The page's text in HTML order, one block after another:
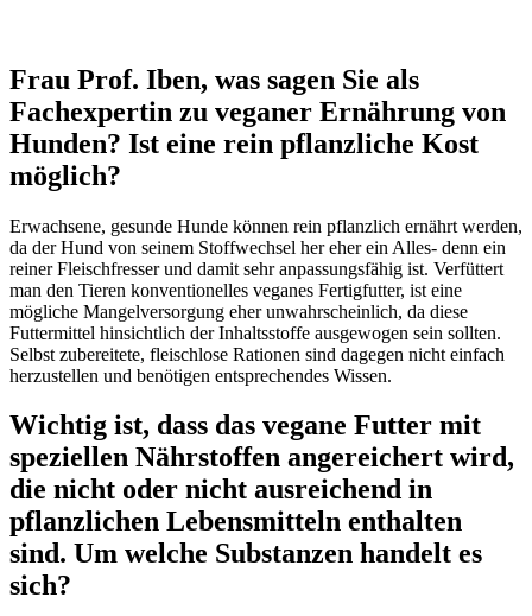
Frau Prof. Iben, was sagen Sie als
Fachexpertin zu veganer Ernährung von
Hunden? Ist eine rein pflanzliche Kost
möglich?
Erwachsene, gesunde Hunde können rein pflanzlich ernährt werden,
da der Hund von seinem Stoffwechsel her eher ein Alles- denn ein
reiner Fleischfresser und damit sehr anpassungsfähig ist. Verfüttert
man den Tieren konventionelles veganes Fertigfutter, ist eine
mögliche Mangelversorgung eher unwahrscheinlich, da diese
Futtermittel hinsichtlich der Inhaltsstoffe ausgewogen sein sollten.
Selbst zubereitete, fleischlose Rationen sind dagegen nicht einfach
herzustellen und benötigen entsprechendes Wissen.
Wichtig ist, dass das vegane Futter mit
speziellen Nährstoffen angereichert wird,
die nicht oder nicht ausreichend in
pflanzlichen Lebensmitteln enthalten
sind. Um welche Substanzen handelt es
sich?